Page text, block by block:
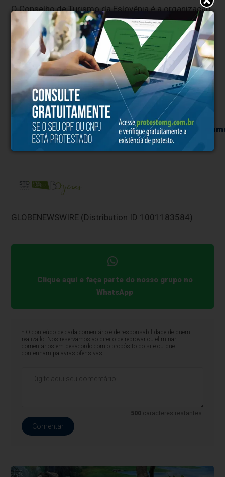
O Conselho de Turismo da Eslovênia é a organização
nacional de turismo responsável pela promoção da
Eslovênia como destino nos mercados
internacionais. Para mais informações, visite
https://www.slovenia.info/en/press-
centre/press-releases/38071-slovenia-to-
become-the-european-stage-for-road-cycling-
in-october
Vídeo deste comunicado disponível em
http://www.globenewswire.com/NewsRoom/
036d-497b-b5a1-1382ab8b86b7.
GLOBENEWSWIRE (Distribution ID 1001183584)
Clique aqui e faça parte do nosso grupo no
WhatsApp
* O conteúdo de cada comentário é de responsabilidade de quem
realizá-lo. Nos reservamos ao direito de reprovar ou eliminar
comentários em desacordo com o propósito do site ou que
contenham palavras ofensivas.
500 caracteres restantes.
Comentar